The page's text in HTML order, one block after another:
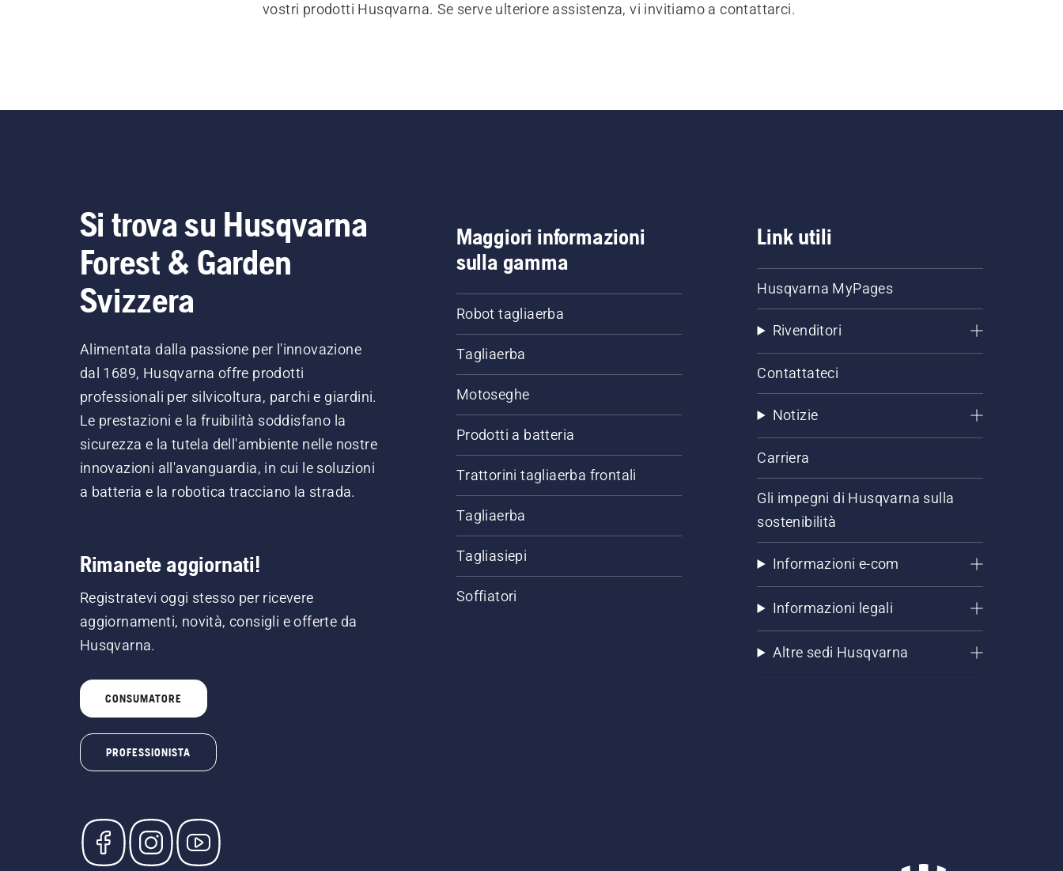
vostri prodotti Husqvarna. Se serve ulteriore assistenza, vi invitiamo a contattarci.
Si trova su Husqvarna
Forest & Garden
Svizzera
Alimentata dalla passione per l'innovazione
dal 1689, Husqvarna offre prodotti
professionali per silvicoltura, parchi e giardini.
Le prestazioni e la fruibilità soddisfano la
sicurezza e la tutela dell'ambiente nelle nostre
innovazioni all'avanguardia, in cui le soluzioni
a batteria e la robotica tracciano la strada.
Rimanete aggiornati!
Registratevi oggi stesso per ricevere
aggiornamenti, novità, consigli e offerte da
Husqvarna.
CONSUMATORE
PROFESSIONISTA
Maggiori informazioni
sulla gamma
Robot tagliaerba
Tagliaerba
Motoseghe
Prodotti a batteria
Trattorini tagliaerba frontali
Tagliaerba
Tagliasiepi
Soffiatori
Link utili
Husqvarna MyPages
Rivenditori
Contattateci
Notizie
Carriera
Gli impegni di Husqvarna sulla
sostenibilità
Informazioni e-com
Informazioni legali
Altre sedi Husqvarna